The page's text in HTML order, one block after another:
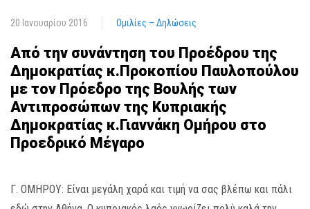
20 Ιανουαρίου 2016 Ομιλίες – Δηλώσεις
Από την συνάντηση του Προέδρου της
Δημοκρατίας κ.Προκοπίου Παυλοπούλου
με τον Πρόεδρο της Βουλής των
Αντιπροσώπων της Κυπριακής
Δημοκρατίας κ.Γιαννάκη Ομήρου στο
Προεδρικό Μέγαρο
Γ. ΟΜΗΡΟΥ: Είναι μεγάλη χαρά και τιμή να σας βλέπω και πάλι